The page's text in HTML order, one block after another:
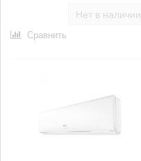
Нет в наличии
Сравнить